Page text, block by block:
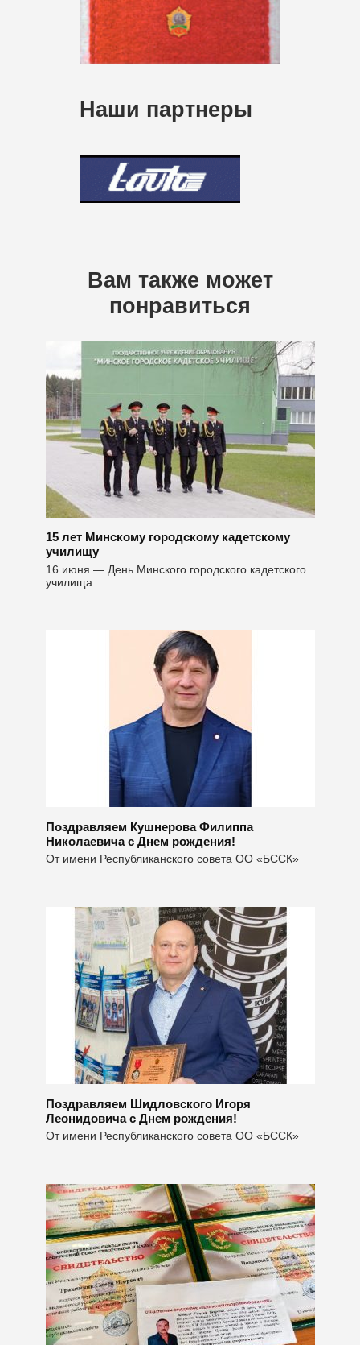
Наши партнеры
Вам также может
понравиться
15 лет Минскому городскому кадетскому
училищу
16 июня — День Минского городского кадетского
училища.
Поздравляем Кушнерова Филиппа
Николаевича с Днем рождения!
От имени Республиканского совета ОО «БССК»
Поздравляем Шидловского Игоря
Леонидовича с Днем рождения!
От имени Республиканского совета ОО «БССК»